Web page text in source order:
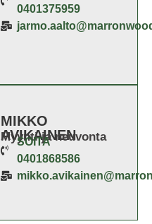
0401375959
MIKKO
AVIKAINEN
Myynti ja neuvonta
SOITA
0401868586